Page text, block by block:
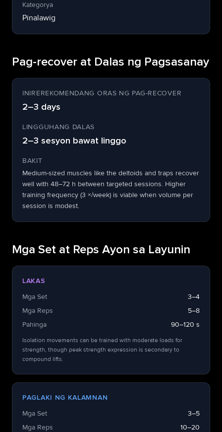
Kategorya
Pinalawig
Pag-recover at Dalas ng Pagsasanay
INIREREKOMENDANG ORAS NG PAG-RECOVER
2–3 days
LINGGUHANG DALAS
2–3 sesyon bawat linggo
BAKIT
Medium-sized muscles like the deltoids and traps recover
well with 48–72 h between targeted sessions. Higher
training frequency (3 ×/week) is viable when volume per
session is modest.
Mga Set at Reps Ayon sa Layunin
LAKAS
Mga Set
3–4
Mga Reps
5–8
Pahinga
90–120 s
Isolation movements can be trained with moderate loads for
strength, though peak strength expression is secondary to
compound lifts.
PAGLAKI NG KALAMNAN
Mga Set
3–5
Mga Reps
10–20